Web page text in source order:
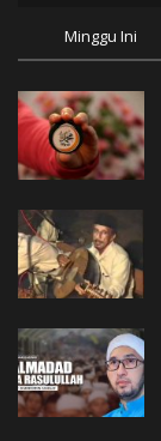
Minggu Ini